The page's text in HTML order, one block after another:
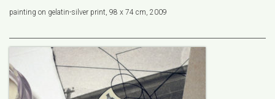
painting on gelatin-silver print, 98 x 74 cm, 2009